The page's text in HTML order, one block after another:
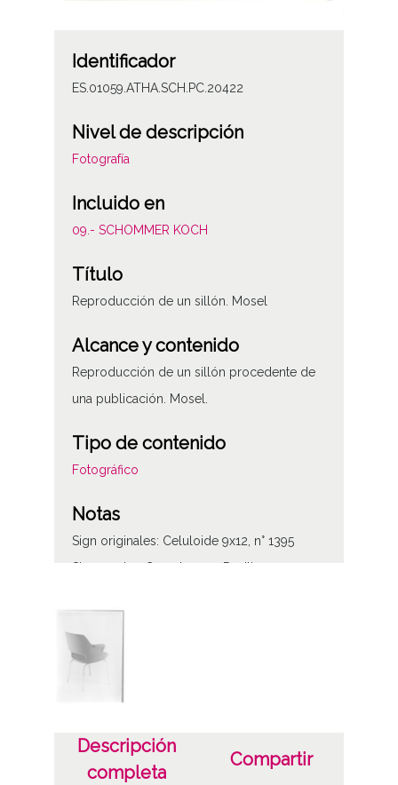
Identificador
ES.01059.ATHA.SCH.PC.20422
Nivel de descripción
Fotografía
Incluido en
09.- SCHOMMER KOCH
Título
Reproducción de un sillón. Mosel
Alcance y contenido
Reproducción de un sillón procedente de
una publicación. Mosel.
Tipo de contenido
Fotográfico
Notas
Sign originales: Celuloide 9x12, n° 1395
Sign copias: Carpeta 141 - Positivos 20422
Licencia de las imágenes
CC BY-NC-SA 4.0
Descripción
completa
Compartir